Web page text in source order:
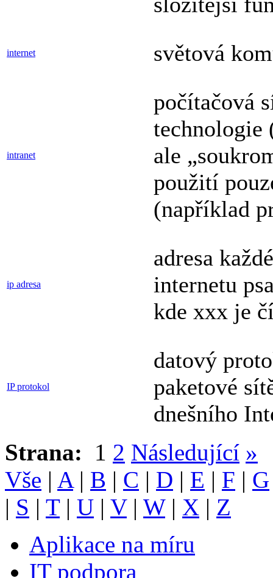
internet světová
intranet
počítačová
technologie
ale
použití
(například
ip adresa
adresa
internetu
kde xxx je
IP protokol
datový
paketové
dnešního
Strana: 1 2 Následující »
Vše | A| B | C | D | E | F | G
| S | T| U | V| W| X | Z
Aplikace na míru
IT podpora